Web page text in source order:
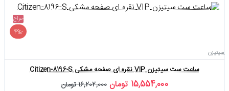
حراج
-4%
سیتیزن
ساعت ست سیتیزن VIP نقره ای صفحه مشکی Citizen-8196-S
15,554,000 تومان 16,202,000 تومان